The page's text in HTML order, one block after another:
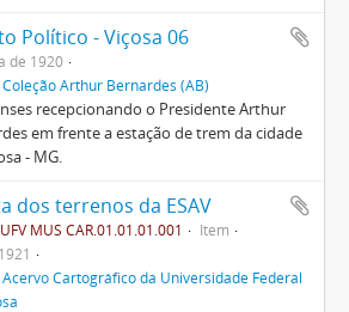
Político - Viçosa 06
de 1920
Coleção Arthur Bernardes (AB)
recepcionando o Presidente Arthur
em frente a estação de trem da cidade
- MG.
dos terrenos da ESAV
MUS CAR.01.01.01.001
Item
Acervo Cartográfico da Universidade Federal